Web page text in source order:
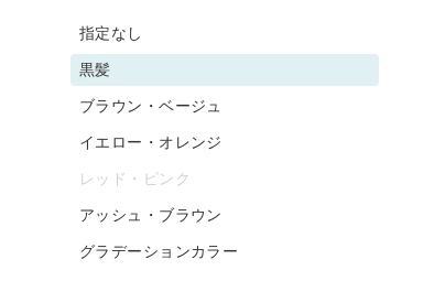
指定なし
黒髪
ブラウン・ベージュ
イエロー・オレンジ
レッド・ピンク
アッシュ・ブラウン
グラデーションカラー